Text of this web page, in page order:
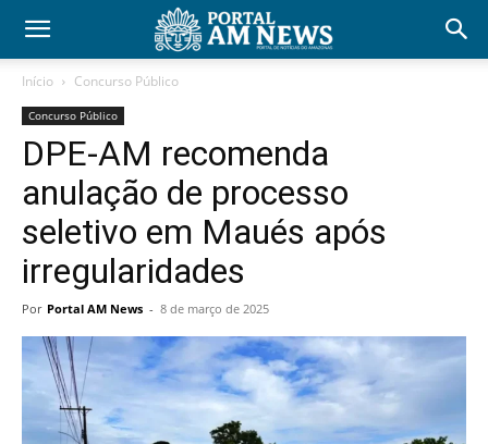
Início Concurso Público
Concurso Público
DPE-AM recomenda
anulação de processo
seletivo em Maués após
irregularidades
Por Portal AM News - 8 de março de 2025